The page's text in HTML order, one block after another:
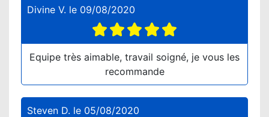
Divine V. le 09/08/2020
Equipe très aimable, travail soigné, je vous les
recommande
Steven D. le 05/08/2020